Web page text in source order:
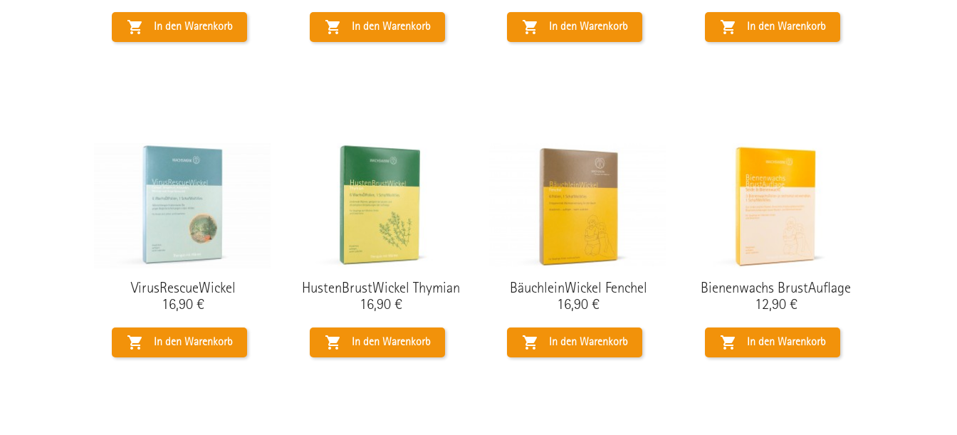
 In den Warenkorb  In den Warenkorb  In den Warenkorb  In den Warenkorb
VirusRescueWickel
Preis
16,90 €
 In den Warenkorb
HustenBrustWickel Thymian
Preis
16,90 €
 In den Warenkorb
BäuchleinWickel Fenchel
Preis
16,90 €
 In den Warenkorb
Bienenwachs BrustAuflage
Preis
12,90 €
 In den Warenkorb